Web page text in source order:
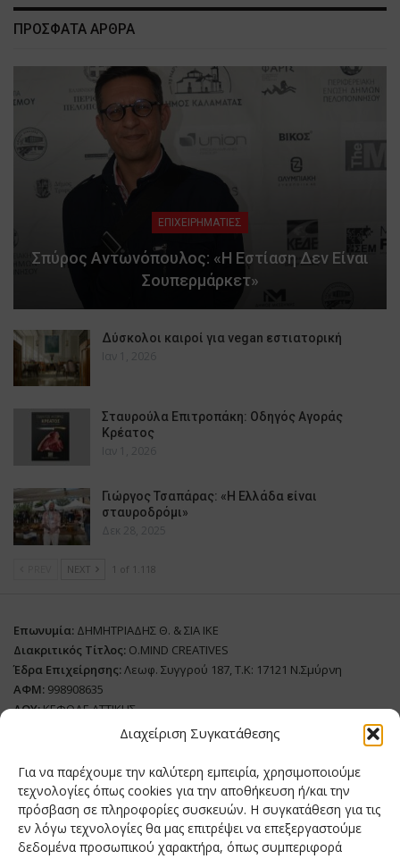
Διαχείριση Συγκατάθεσης
Για να παρέχουμε την καλύτερη εμπειρία, χρησιμοποιούμε
τεχνολογίες όπως cookies για την αποθήκευση ή/και την
πρόσβαση σε πληροφορίες συσκευών. Η συγκατάθεση για τις
εν λόγω τεχνολογίες θα μας επιτρέψει να επεξεργαστούμε
δεδομένα προσωπικού χαρακτήρα, όπως συμπεριφορά
ΠΡΟΣΦΑΤΑ ΑΡΘΡΑ
ΕΠΙΧΕΙΡΗΜΑΤΙΕΣ
Σπύρος Αντωνόπουλος: «Η Εστίαση Δεν Είναι
Σουπερμάρκετ»
Δύσκολοι καιροί για vegan εστιατορική
Ιαν 1, 2026
Σταυρούλα Επιτροπάκη: Οδηγός Αγοράς
Κρέατος
Ιαν 1, 2026
Γιώργος Τσαπάρας: «Η Ελλάδα είναι
σταυροδρόμι»
Δεκ 28, 2025
NEXT 1 of 1.118
Επωνυμία: ΔΗΜΗΤΡΙΑΔΗΣ Θ. & ΣΙΑ ΙΚΕ
Διακριτικός Τίτλος: O.MIND CREATIVES
Έδρα Επιχείρησης:Λεωφ. Συγγρού 187, Τ.Κ: 17121 Ν.Σμύρνη
ΑΦΜ: 998908635
ΔΟΥ:ΚΕΦΟΔΕ ΑΤΤΙΚΗΣ
Όνομα Ιδιοκτήτη και Νόμιμο Πρόσωπο: Θεόδωρος Δημητριάδης
Διευθυντής Σύνταξης:Ευθυμιάτου Μαίρη
Domain:grillmagazine.gr
Δικαιούχος Domain:Θεόδωρος Δημητριάδης
Διευθυντής:Θεόδωρος Δημητριάδης
Διαχειριστής:Θεόδωρος Δημητριάδης